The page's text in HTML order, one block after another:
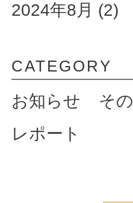
2024年8月 (2)
CATEGORY
お知らせ そ
レポート